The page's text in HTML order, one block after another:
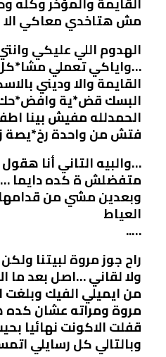
مش هتاخدي معاكي الا
الهدوم اللي عليكي
…واياكي تعملي
القايمة والا وديني
البسك قض*ية
الحمدلله مفيش بينا
فتش من واحدة رخ*يصة
…والبيه التاني أنا
متفضلش ة كده دايما
وبعدين مشي من
العياط
…..
راح جوز مروة لبيتنا
ولا لقاني …اصل بعد ما
من ايميلي الفيك
مروة ومراته عشان
قفلت الاكونت نهائيا
وبالتالي كل رسايلي